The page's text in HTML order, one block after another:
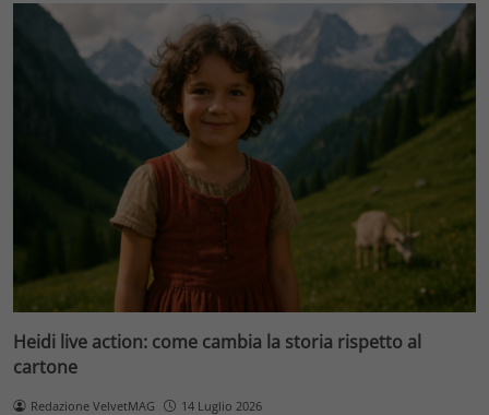
Heidi live action: come cambia la storia rispetto al
cartone
Redazione VelvetMAG 14 Luglio 2026